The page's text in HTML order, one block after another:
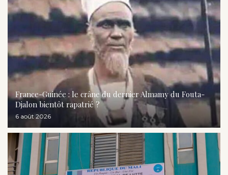
France-Guinée : le crâne du dernier Almamy du Fouta-
Djalon bientôt rapatrié ?
6 août 2026